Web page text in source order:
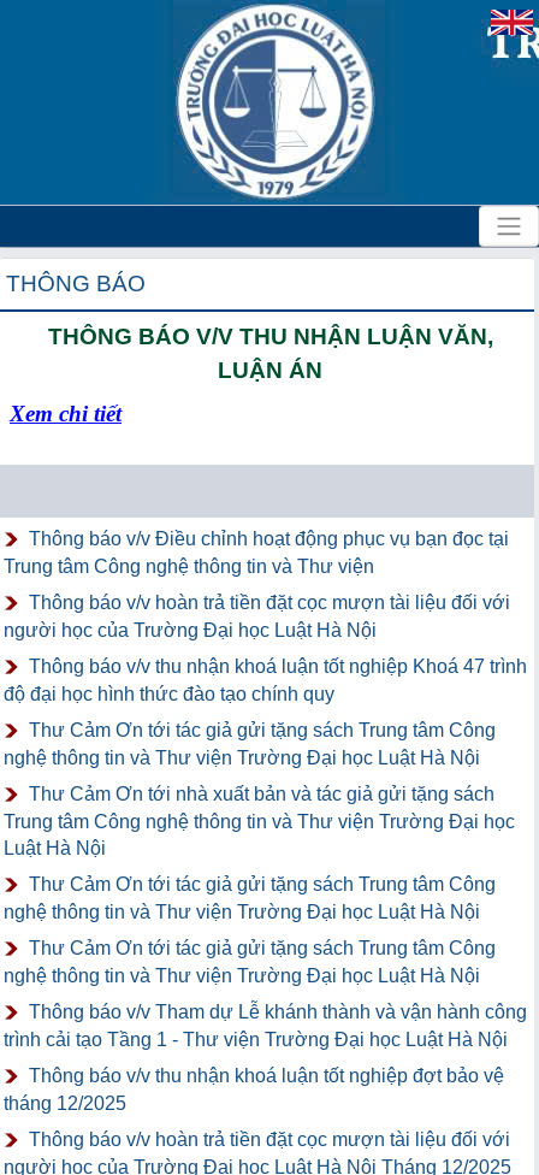
THÔNG BÁO
THÔNG BÁO V/V THU NHẬN LUẬN VĂN,
LUẬN ÁN
Xem chi tiết
Thông báo v/v Điều chỉnh hoạt động phục vụ bạn đọc tại
Trung tâm Công nghệ thông tin và Thư viện
Thông báo v/v hoàn trả tiền đặt cọc mượn tài liệu đối với
người học của Trường Đại học Luật Hà Nội
Thông báo v/v thu nhận khoá luận tốt nghiệp Khoá 47 trình
độ đại học hình thức đào tạo chính quy
Thư Cảm Ơn tới tác giả gửi tặng sách Trung tâm Công
nghệ thông tin và Thư viện Trường Đại học Luật Hà Nội
Thư Cảm Ơn tới nhà xuất bản và tác giả gửi tặng sách
Trung tâm Công nghệ thông tin và Thư viện Trường Đại học
Luật Hà Nội
Thư Cảm Ơn tới tác giả gửi tặng sách Trung tâm Công
nghệ thông tin và Thư viện Trường Đại học Luật Hà Nội
Thư Cảm Ơn tới tác giả gửi tặng sách Trung tâm Công
nghệ thông tin và Thư viện Trường Đại học Luật Hà Nội
Thông báo v/v Tham dự Lễ khánh thành và vận hành công
trình cải tạo Tầng 1 - Thư viện Trường Đại học Luật Hà Nội
Thông báo v/v thu nhận khoá luận tốt nghiệp đợt bảo vệ
tháng 12/2025
Thông báo v/v hoàn trả tiền đặt cọc mượn tài liệu đối với
người học của Trường Đại học Luật Hà Nội Tháng 12/2025